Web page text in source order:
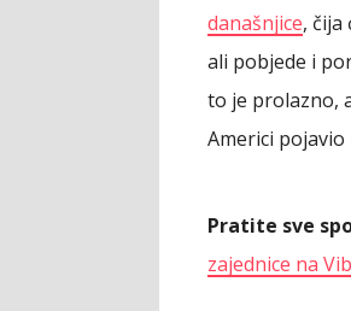
današnjice, čija
ali pobjede i
to je prolazno,
Americi
Pratite sve
zajednice na